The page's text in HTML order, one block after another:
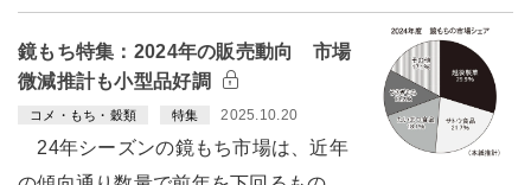
鏡もち特集：2024年の販売動向 市場
微減推計も小型品好調
コメ・もち・穀類 特集 2025.10.20
24年シーズンの鏡もち市場は、近年